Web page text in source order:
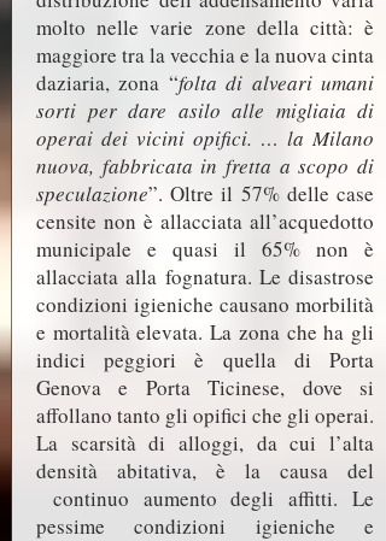
molto nelle varie zone della città: è
maggiore tra la vecchia e la nuova cinta
daziaria, zona “folta di alveari umani
sorti per dare asilo alle migliaia di
operai dei vicini opifici. … la Milano
nuova, fabbricata in fretta a scopo di
speculazione”. Oltre il 57% delle case
censite non è allacciata all’acquedotto
municipale e quasi il 65% non è
allacciata alla fognatura. Le disastrose
condizioni igieniche causano morbilità
e mortalità elevata. La zona che ha gli
indici peggiori è quella di Porta
Genova e Porta Ticinese, dove si
affollano tanto gli opifici che gli operai.
La scarsità di alloggi, da cui l’alta
densità abitativa, è la causa del
continuo aumento degli affitti. Le
pessime condizioni igieniche e